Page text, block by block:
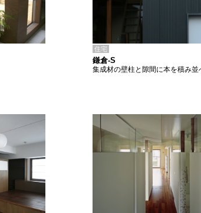
住宅
鎌倉-S
集成材の壁柱と隙間に本を積み並